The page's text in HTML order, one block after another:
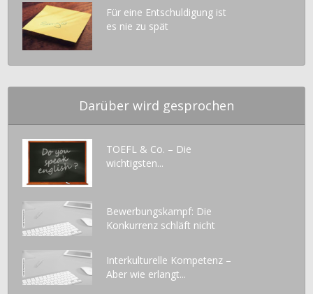
Für eine Entschuldigung ist
es nie zu spät
Darüber wird gesprochen
TOEFL & Co. – Die
wichtigsten...
Bewerbungskampf: Die
Konkurrenz schläft nicht
Interkulturelle Kompetenz –
Aber wie erlangt...